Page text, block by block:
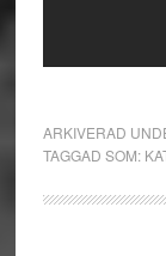
ARKIVERAD
TAGGAD SOM: